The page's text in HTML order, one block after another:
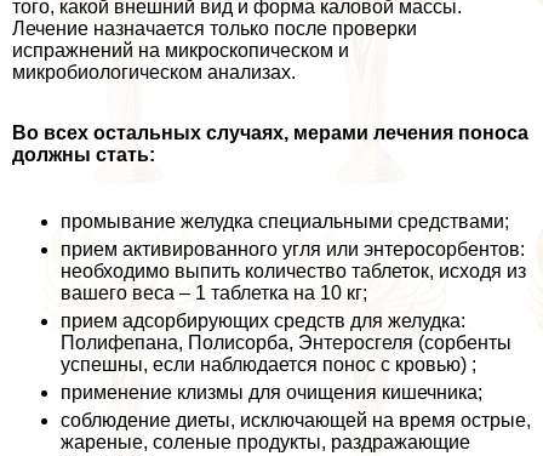
того, какой внешний вид и форма каловой массы.
Лечение назначается только после проверки
испpaжнeний на микроскопическом и
микробиологическом анализах.
Во всех остальных случаях, мерами лечения поноса
должны стать:
промывание желудка специальными средствами;
прием активированного угля или энтеросорбентов:
необходимо выпить количество таблеток, исходя из
вашего веса – 1 таблетка на 10 кг;
прием адсорбирующих средств для желудка:
Полифепана, Полисорба, Энтеросгеля (сорбенты
успешны, если наблюдается понос с кровью) ;
применение клизмы для очищения кишечника;
соблюдение диеты, исключающей на время острые,
жареные, соленые продукты, раздражающие